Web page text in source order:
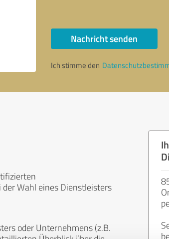
Nachricht senden
Ich stimme den
Wahl eines Dienstleisters
oder Unternehmens (z.B.